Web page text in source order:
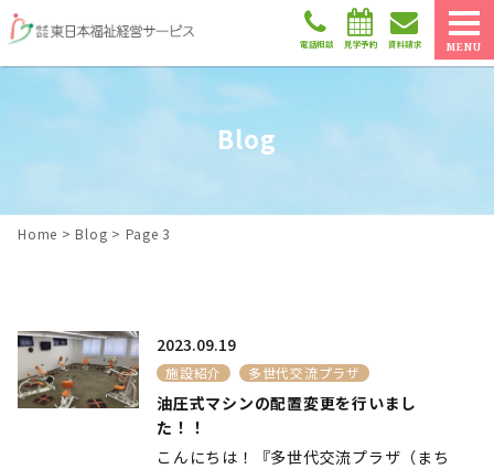
MENU
電話相談 見学予約 資料請求
Blog
Home > Blog > Page 3
2023.09.19
施設紹介 多世代交流プラザ
油圧式マシンの配置変更を行いまし
た！！
こんにちは！『多世代交流プラザ（まち